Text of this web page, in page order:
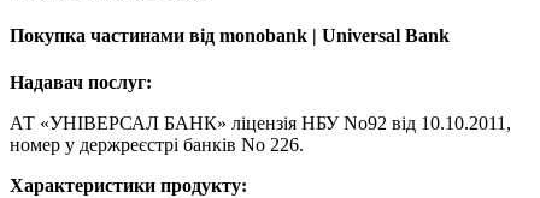
Покупка частинами від monobank | Universal Bank
Надавач послуг:
АТ «УНІВЕРСАЛ БАНК» ліцензія НБУ No92 від 10.10.2011,
номер у держреєстрі банків No 226.
Характеристики продукту: